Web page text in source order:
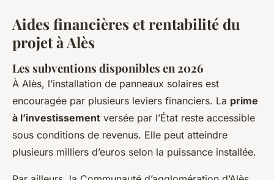
Aides financières et rentabilité du
projet à Alès
Les subventions disponibles en 2026
À Alès, l’installation de panneaux solaires est
encouragée par plusieurs leviers financiers. La prime
à l’investissement versée par l’État reste accessible
sous conditions de revenus. Elle peut atteindre
plusieurs milliers d’euros selon la puissance installée.